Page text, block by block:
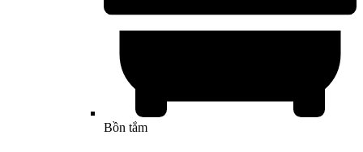
Bồn tắm